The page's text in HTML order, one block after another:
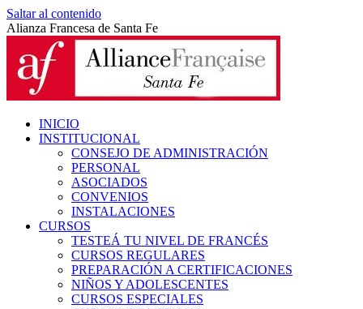
Saltar al contenido
Alianza Francesa de Santa Fe
INICIO
INSTITUCIONAL
CONSEJO DE ADMINISTRACIÓN
PERSONAL
ASOCIADOS
CONVENIOS
INSTALACIONES
CURSOS
TESTEÁ TU NIVEL DE FRANCÉS
CURSOS REGULARES
PREPARACIÓN A CERTIFICACIONES
NIÑOS Y ADOLESCENTES
CURSOS ESPECIALES